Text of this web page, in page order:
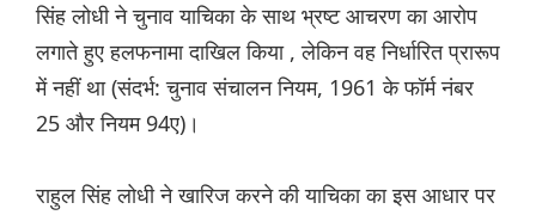
सिंह लोधी ने चुनाव याचिका के साथ भ्रष्ट आचरण का आरोप
लगाते हुए हलफनामा दाखिल किया , लेकिन वह निर्धारित प्रारूप
में नहीं था (संदर्भ: चुनाव संचालन नियम, 1961 के फॉर्म नंबर
25 और नियम 94ए)।
राहुल सिंह लोधी ने खारिज करने की याचिका का इस आधार पर